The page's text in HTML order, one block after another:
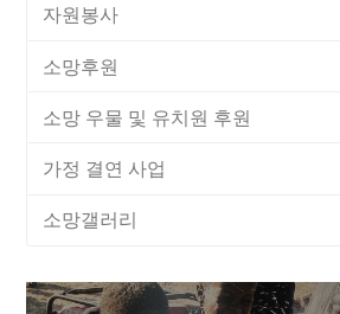
자원봉사
소망후원
소망 우물 및 유치원 후원
가정 결연 사업
소망갤러리